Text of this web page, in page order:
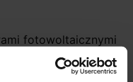
fotowoltaicznymi
prąd diod
sterownika i